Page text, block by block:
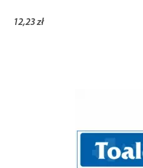
12,23 zł